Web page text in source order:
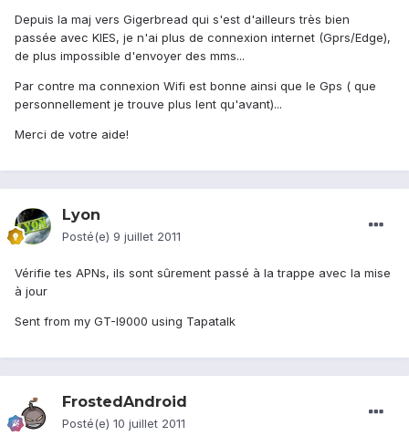
Depuis la maj vers Gigerbread qui s'est d'ailleurs très bien
passée avec KIES, je n'ai plus de connexion internet (Gprs/Edge),
de plus impossible d'envoyer des mms...
Par contre ma connexion Wifi est bonne ainsi que le Gps ( que
personnellement je trouve plus lent qu'avant)...
Merci de votre aide!
Lyon
Posté(e) 9 juillet 2011
Vérifie tes APNs, ils sont sûrement passé à la trappe avec la mise
à jour
Sent from my GT-I9000 using Tapatalk
FrostedAndroid
Posté(e) 10 juillet 2011